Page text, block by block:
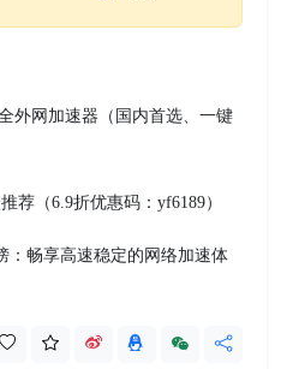
外网加速器（国内首选、一键
荐（6.9折优惠码：yf6189）
：畅享高速稳定的网络加速体